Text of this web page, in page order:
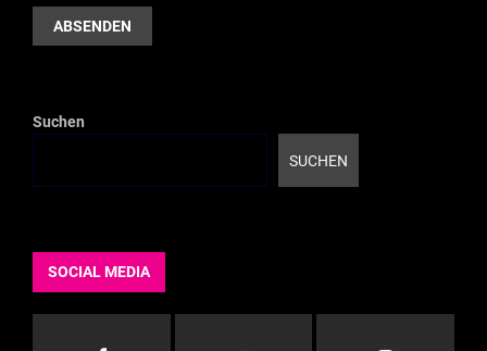
Suchen
SUCHEN
SOCIAL MEDIA